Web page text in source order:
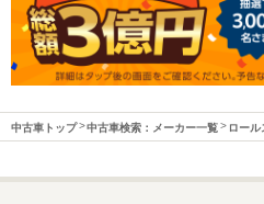
中古車トップ 中古車検索：メーカー一覧 ロー